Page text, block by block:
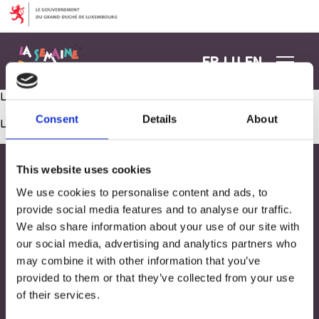
Consent Details About
This website uses cookies
We use cookies to personalise content and ads, to
provide social media features and to analyse our traffic.
We also share information about your use of our site with
our social media, advertising and analytics partners who
may combine it with other information that you’ve
provided to them or that they’ve collected from your use
of their services.
Aller au contenu
FR LU EN
Lecture d’un livre dans une langue de la famille
Les commentaires sont fermés.
Adresse